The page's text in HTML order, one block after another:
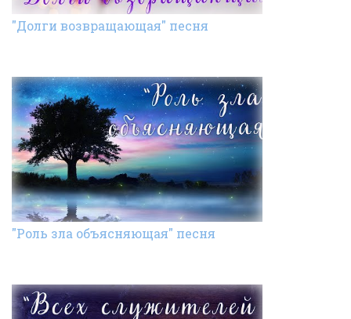
"Долги возвращающая" песня
"Роль зла объясняющая" песня